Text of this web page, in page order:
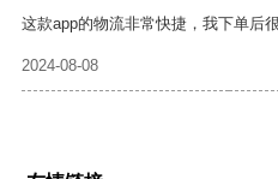
这款app的物流非常快捷，我下单后
2024-08-08